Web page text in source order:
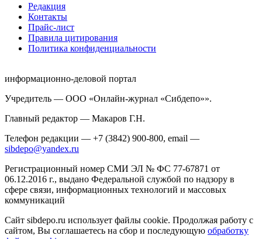
Редакция
Контакты
Прайс-лист
Правила цитирования
Политика конфиденциальности
информационно-деловой портал
Учредитель — ООО «Онлайн-журнал «Сибдепо»».
Главный редактор — Макаров Г.Н.
Телефон редакции — +7 (3842) 900-800, email —
sibdepo@yandex.ru
Регистрационный номер СМИ ЭЛ № ФС 77-67871 от
06.12.2016 г., выдано Федеральной службой по надзору в
сфере связи, информационных технологий и массовых
коммуникаций
Сайт sibdepo.ru использует файлы cookie. Продолжая работу с
сайтом, Вы соглашаетесь на сбор и последующую обработку